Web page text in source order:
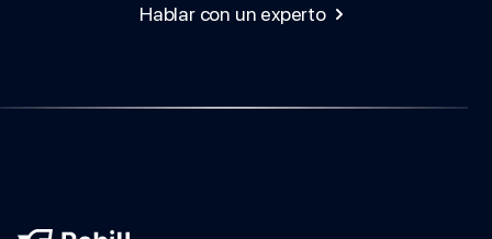
Hablar con un experto